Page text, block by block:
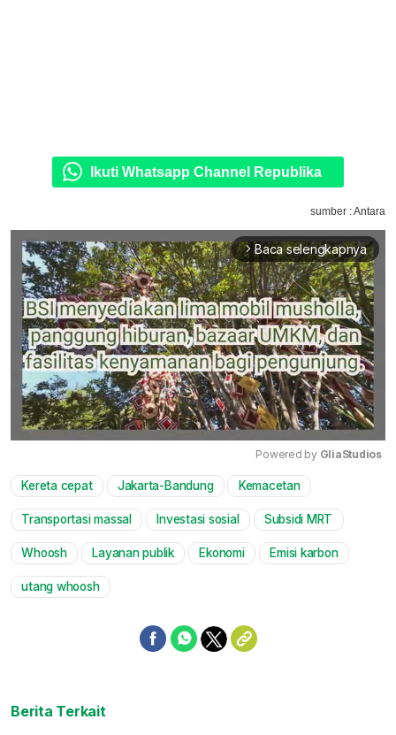
Ikuti Whatsapp Channel Republika
sumber : Antara
arrow_forward_ios Baca selengkapnya
Powered by GliaStudios
Kereta cepat Jakarta-Bandung Kemacetan
Transportasi massal Investasi sosial Subsidi MRT
Whoosh Layanan publik Ekonomi Emisi karbon
utang whoosh
Berita Terkait